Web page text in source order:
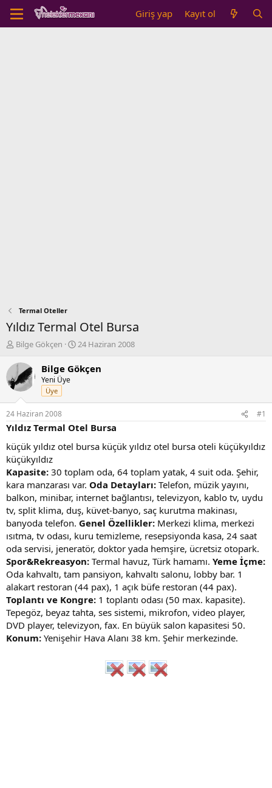
Giriş yap Kayıt ol
Termal Oteller
Yıldız Termal Otel Bursa
K
n
b
u
y
u
b
a
l
a
t
a
n
Bilge Gökçen
B
ş
ı
ç
t
a
i
h
i
24 Haziran 2008
Bilge Gökçen
Yeni Üye
Üye
24 Haziran 2008 #1
Yıldız Termal Otel Bursa
küçük yıldız otel bursa küçük yıldız otel bursa oteli küçükyıldız
küçükyıldız
Kapasite: 30 toplam oda, 64 toplam yatak, 4 suit oda. Şehir,
kara manzarası var. Oda Detayları: Telefon, müzik yayını,
balkon, minibar, internet bağlantısı, televizyon, kablo tv, uydu
tv, split klima, duş, küvet-banyo, saç kurutma makinası,
banyoda telefon. Genel Özellikler: Merkezi klima, merkezi
ısıtma, tv odası, kuru temizleme, resepsiyonda kasa, 24 saat
oda servisi, jeneratör, doktor yada hemşire, ücretsiz otopark.
Spor&Rekreasyon: Termal havuz, Türk hamamı. Yeme İçme:
Oda kahvaltı, tam pansiyon, kahvaltı salonu, lobby bar. 1
alakart restoran (44 pax), 1 açık büfe restoran (44 pax).
Toplantı ve Kongre: 1 toplantı odası (50 max. kapasite).
Tepegöz, beyaz tahta, ses sistemi, mikrofon, video player,
DVD player, televizyon, fax. En büyük salon kapasitesi 50.
Konum: Yenişehir Hava Alanı 38 km. Şehir merkezinde.